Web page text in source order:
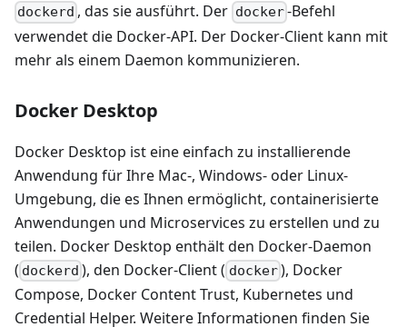
dockerd , das sie ausführt. Der docker-Befehl
verwendet die Docker-API. Der Docker-Client kann mit
mehr als einem Daemon kommunizieren.
Docker Desktop
Docker Desktop ist eine einfach zu installierende
Anwendung für Ihre Mac-, Windows- oder Linux-
Umgebung, die es Ihnen ermöglicht, containerisierte
Anwendungen und Microservices zu erstellen und zu
teilen. Docker Desktop enthält den Docker-Daemon
( dockerd ), den Docker-Client ( docker), Docker
Compose, Docker Content Trust, Kubernetes und
Credential Helper. Weitere Informationen finden Sie